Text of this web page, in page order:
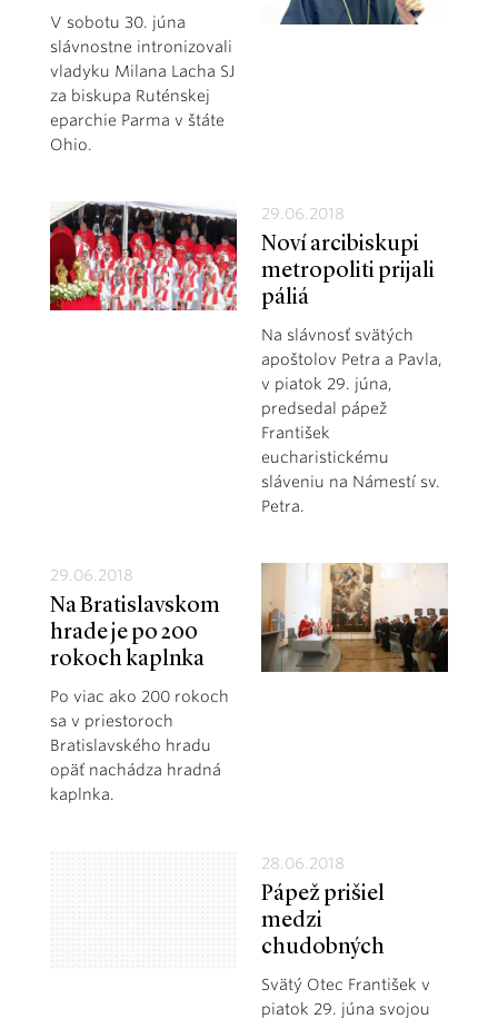
V sobotu 30. júna
slávnostne intronizovali
vladyku Milana Lacha SJ
za biskupa Ruténskej
eparchie Parma v štáte
Ohio.
29.06.2018
Noví arcibiskupi
metropoliti prijali
páliá
Na slávnosť svätých
apoštolov Petra a Pavla,
v piatok 29. júna,
predsedal pápež
František
eucharistickému
sláveniu na Námestí sv.
Petra.
29.06.2018
Na Bratislavskom
hrade je po 200
rokoch kaplnka
Po viac ako 200 rokoch
sa v priestoroch
Bratislavského hradu
opäť nachádza hradná
kaplnka.
28.06.2018
Pápež prišiel
medzi
chudobných
Svätý Otec František v
piatok 29. júna svojou